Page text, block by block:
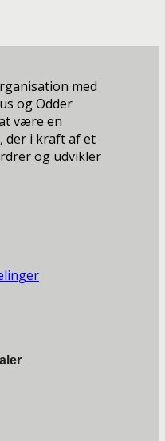
med
og Odder
være en
der i kraft af et
og udvikler